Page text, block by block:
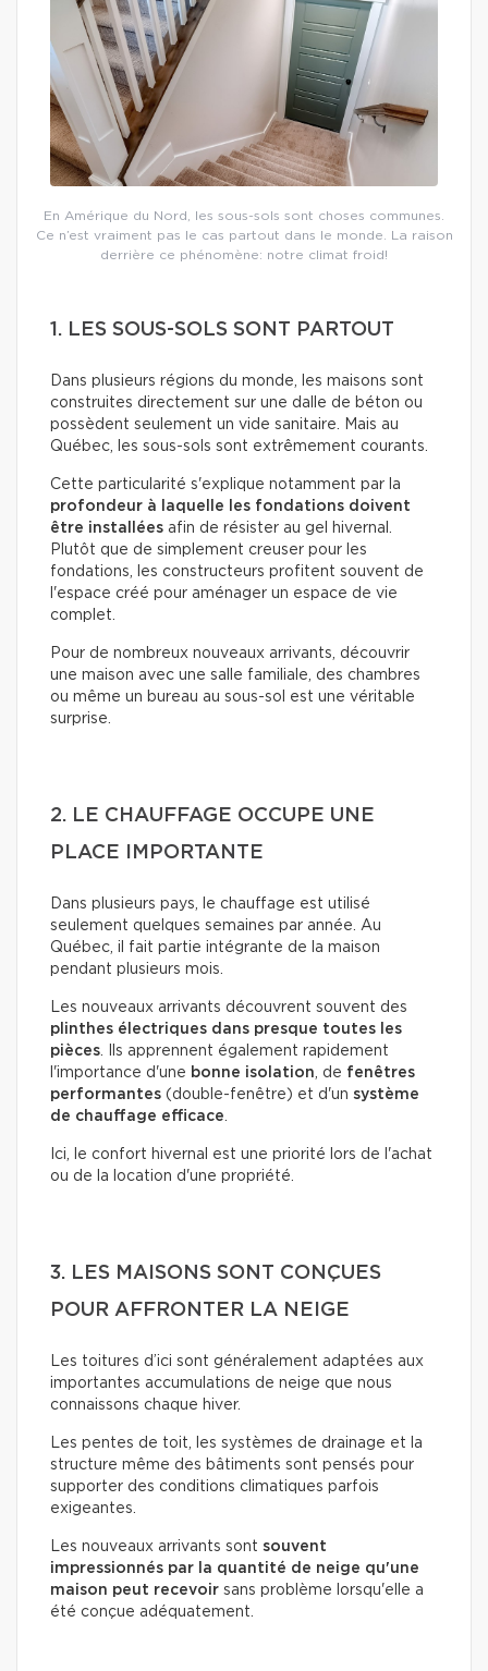
En Amérique du Nord, les sous-sols sont choses communes.
Ce n’est vraiment pas le cas partout dans le monde. La raison
derrière ce phénomène: notre climat froid!
1. LES SOUS-SOLS SONT PARTOUT
Dans plusieurs régions du monde, les maisons sont
construites directement sur une dalle de béton ou
possèdent seulement un vide sanitaire. Mais au
Québec, les sous-sols sont extrêmement courants.
Cette particularité s'explique notamment par la
profondeur à laquelle les fondations doivent
être installées afin de résister au gel hivernal.
Plutôt que de simplement creuser pour les
fondations, les constructeurs profitent souvent de
l'espace créé pour aménager un espace de vie
complet.
Pour de nombreux nouveaux arrivants, découvrir
une maison avec une salle familiale, des chambres
ou même un bureau au sous-sol est une véritable
surprise.
2. LE CHAUFFAGE OCCUPE UNE
PLACE IMPORTANTE
Dans plusieurs pays, le chauffage est utilisé
seulement quelques semaines par année. Au
Québec, il fait partie intégrante de la maison
pendant plusieurs mois.
Les nouveaux arrivants découvrent souvent des
plinthes électriques dans presque toutes les
pièces. Ils apprennent également rapidement
l'importance d'une bonne isolation, de fenêtres
performantes (double-fenêtre) et d'un système
de chauffage efficace.
Ici, le confort hivernal est une priorité lors de l'achat
ou de la location d'une propriété.
3. LES MAISONS SONT CONÇUES
POUR AFFRONTER LA NEIGE
Les toitures d’ici sont généralement adaptées aux
importantes accumulations de neige que nous
connaissons chaque hiver.
Les pentes de toit, les systèmes de drainage et la
structure même des bâtiments sont pensés pour
supporter des conditions climatiques parfois
exigeantes.
Les nouveaux arrivants sont souvent
impressionnés par la quantité de neige qu'une
maison peut recevoir sans problème lorsqu'elle a
été conçue adéquatement.